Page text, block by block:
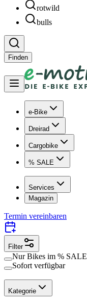
rotwild
bulls
Finden
e-Bike
Dreirad
Cargobike
% SALE
Services
Magazin
Termin vereinbaren
Filter
Nur Bikes im % SALE
Sofort verfügbar
Kategorie